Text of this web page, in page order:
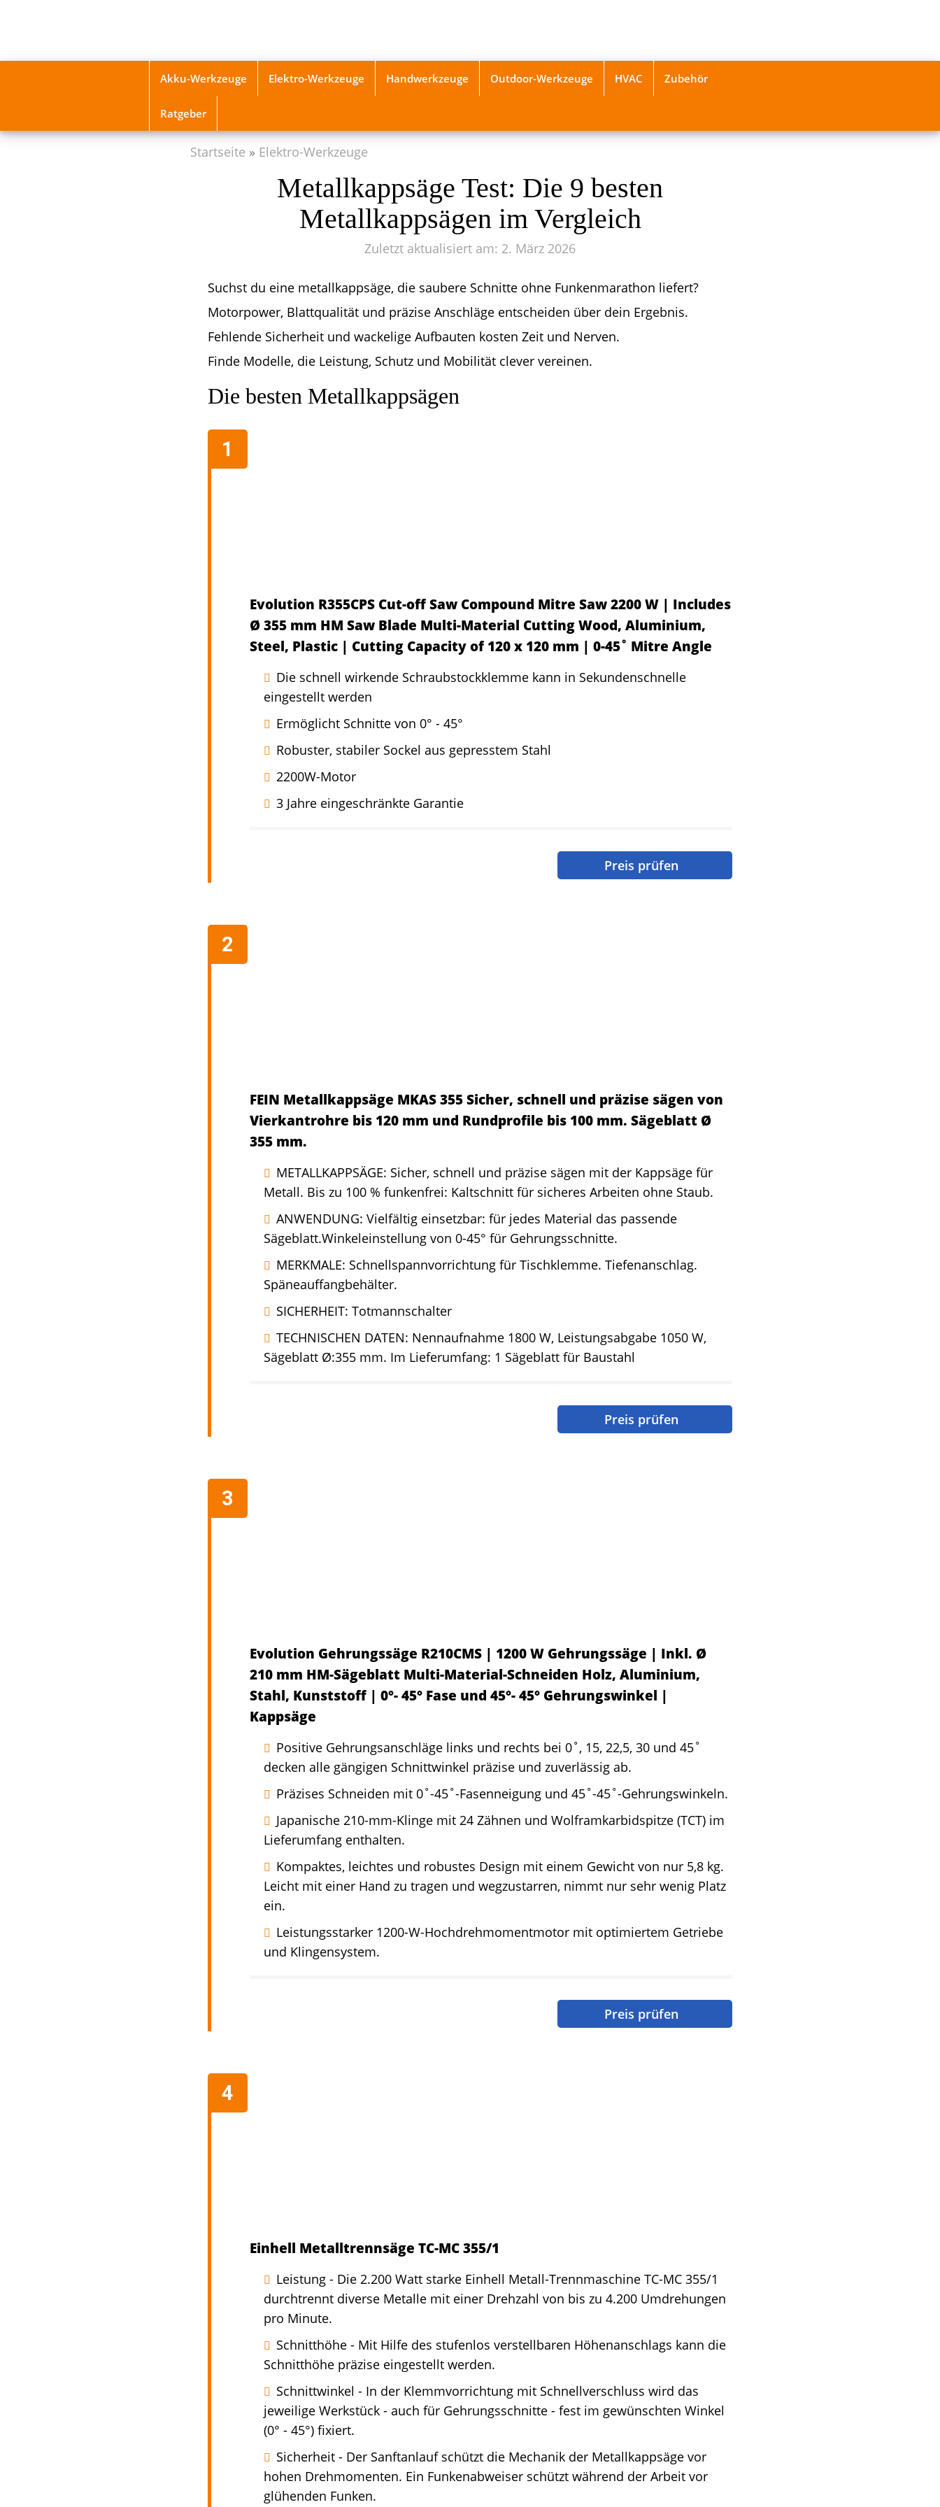
content
Akku-Werkzeuge Elektro-Werkzeuge Handwerkzeuge Outdoor-Werkzeuge HVAC Zubehör
Ratgeber
Startseite Elektro-Werkzeuge
Metallkappsäge Test: Die 9 besten
Metallkappsägen im Vergleich
Zuletzt aktualisiert am: 2. März 2026
Suchst du eine metallkappsäge, die saubere Schnitte ohne Funkenmarathon liefert?
Motorpower, Blattqualität und präzise Anschläge entscheiden über dein Ergebnis.
Fehlende Sicherheit und wackelige Aufbauten kosten Zeit und Nerven.
Finde Modelle, die Leistung, Schutz und Mobilität clever vereinen.
Die besten Metallkappsägen
Evolution R355CPS Cut-off Saw Compound Mitre Saw 2200 W | Includes
Ø 355 mm HM Saw Blade Multi-Material Cutting Wood, Aluminium,
Steel, Plastic | Cutting Capacity of 120 x 120 mm | 0-45˚ Mitre Angle
Die schnell wirkende Schraubstockklemme kann in Sekundenschnelle
eingestellt werden
Ermöglicht Schnitte von 0° - 45°
Robuster, stabiler Sockel aus gepresstem Stahl
2200W-Motor
3 Jahre eingeschränkte Garantie
Preis prüfen
FEIN Metallkappsäge MKAS 355 Sicher, schnell und präzise sägen von
Vierkantrohre bis 120 mm und Rundprofile bis 100 mm. Sägeblatt Ø
355 mm.
METALLKAPPSÄGE: Sicher, schnell und präzise sägen mit der Kappsäge für
Metall. Bis zu 100 % funkenfrei: Kaltschnitt für sicheres Arbeiten ohne Staub.
ANWENDUNG: Vielfältig einsetzbar: für jedes Material das passende
Sägeblatt.Winkeleinstellung von 0-45° für Gehrungsschnitte.
MERKMALE: Schnellspannvorrichtung für Tischklemme. Tiefenanschlag.
Späneauffangbehälter.
SICHERHEIT: Totmannschalter
TECHNISCHEN DATEN: Nennaufnahme 1800 W, Leistungsabgabe 1050 W,
Sägeblatt Ø:355 mm. Im Lieferumfang: 1 Sägeblatt für Baustahl
Preis prüfen
Evolution Gehrungssäge R210CMS | 1200 W Gehrungssäge | Inkl. Ø
210 mm HM-Sägeblatt Multi-Material-Schneiden Holz, Aluminium,
Stahl, Kunststoff | 0°- 45° Fase und 45°- 45° Gehrungswinkel |
Kappsäge
Positive Gehrungsanschläge links und rechts bei 0˚, 15, 22,5, 30 und 45˚
decken alle gängigen Schnittwinkel präzise und zuverlässig ab.
Präzises Schneiden mit 0˚-45˚-Fasenneigung und 45˚-45˚-Gehrungswinkeln.
Japanische 210-mm-Klinge mit 24 Zähnen und Wolframkarbidspitze (TCT) im
Lieferumfang enthalten.
Kompaktes, leichtes und robustes Design mit einem Gewicht von nur 5,8 kg.
Leicht mit einer Hand zu tragen und wegzustarren, nimmt nur sehr wenig Platz
ein.
Leistungsstarker 1200-W-Hochdrehmomentmotor mit optimiertem Getriebe
und Klingensystem.
Preis prüfen
Einhell Metalltrennsäge TC-MC 355/1
Leistung - Die 2.200 Watt starke Einhell Metall-Trennmaschine TC-MC 355/1
durchtrennt diverse Metalle mit einer Drehzahl von bis zu 4.200 Umdrehungen
pro Minute.
Schnitthöhe - Mit Hilfe des stufenlos verstellbaren Höhenanschlags kann die
Schnitthöhe präzise eingestellt werden.
Schnittwinkel - In der Klemmvorrichtung mit Schnellverschluss wird das
jeweilige Werkstück - auch für Gehrungsschnitte - fest im gewünschten Winkel
(0° - 45°) fixiert.
Sicherheit - Der Sanftanlauf schützt die Mechanik der Metallkappsäge vor
hohen Drehmomenten. Ein Funkenabweiser schützt während der Arbeit vor
glühenden Funken.